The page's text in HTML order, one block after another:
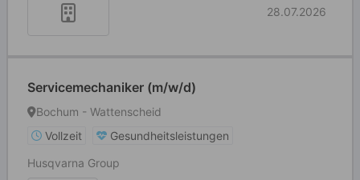
28.07.2026
Servicemechaniker (m/w/d)
Bochum - Wattenscheid
Vollzeit
Gesundheitsleistungen
Husqvarna Group